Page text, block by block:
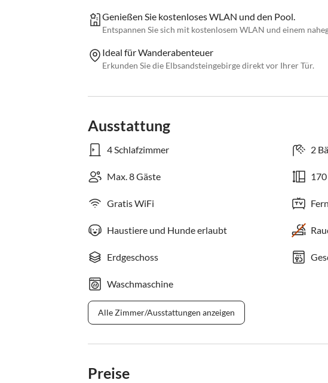
Genießen Sie kostenloses WLAN und den Pool.
Entspannen Sie sich mit kostenlosem WLAN und einem
Ideal für Wanderabenteuer
Erkunden Sie die Elbsandsteingebirge direkt vor Ihrer Tür.
Ausstattung
4 Schlafzimmer 2
Max. 8 Gäste 170
Gratis WiFi
Haustiere und Hunde erlaubt
Erdgeschoss
Waschmaschine
Alle Zimmer/Ausstattungen anzeigen
Preise